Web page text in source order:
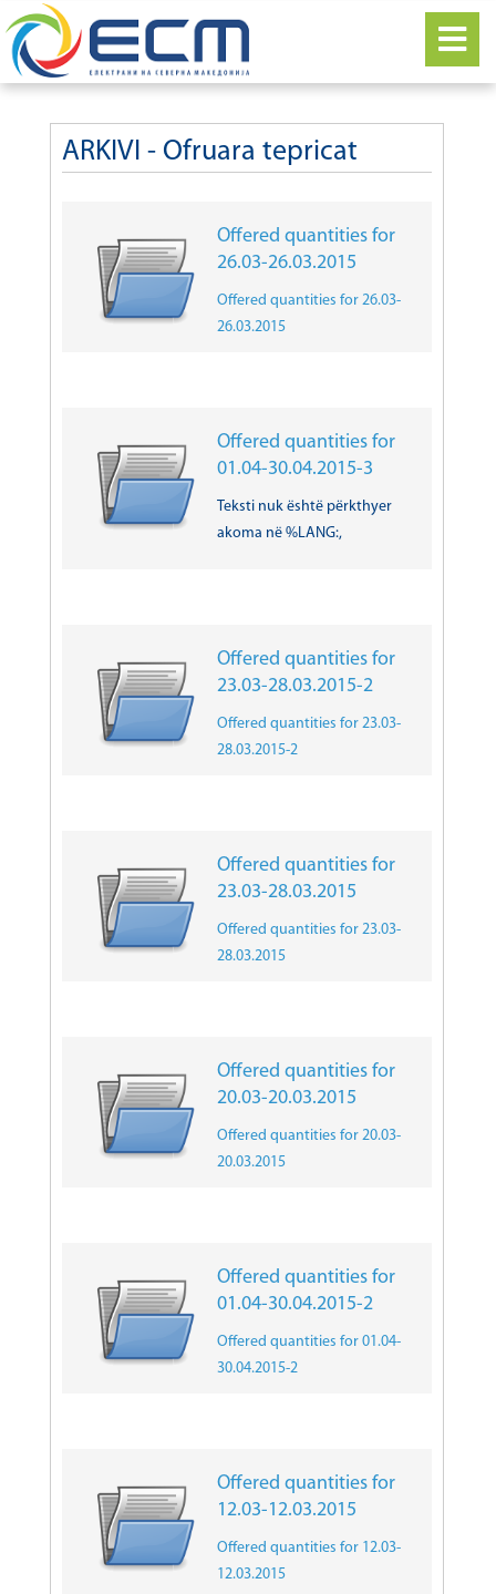
ARKIVI - Ofruara tepricat
Offered quantities for
26.03-26.03.2015
Offered quantities for 26.03-
26.03.2015
Offered quantities for
01.04-30.04.2015-3
Teksti nuk është përkthyer
akoma në %LANG:,
Offered quantities for
23.03-28.03.2015-2
Offered quantities for 23.03-
28.03.2015-2
Offered quantities for
23.03-28.03.2015
Offered quantities for 23.03-
28.03.2015
Offered quantities for
20.03-20.03.2015
Offered quantities for 20.03-
20.03.2015
Offered quantities for
01.04-30.04.2015-2
Offered quantities for 01.04-
30.04.2015-2
Offered quantities for
12.03-12.03.2015
Offered quantities for 12.03-
12.03.2015